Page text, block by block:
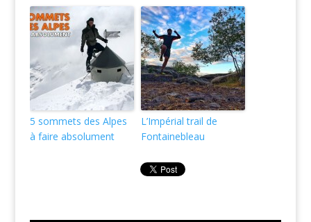
5 sommets des Alpes
à faire absolument
L’Impérial trail de
Fontainebleau